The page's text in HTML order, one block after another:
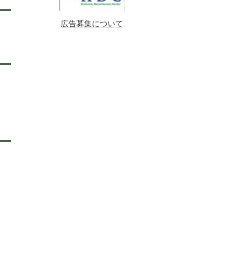
広告募集について